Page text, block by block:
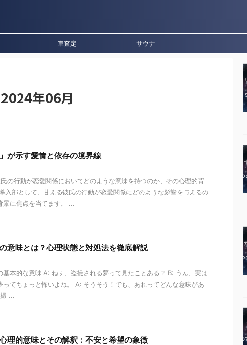
車査定 サウナ
年06月
が示す愛情と依存の境界線
の行動が恋愛関係においてどのような意味を持つのか、その心理的背
入部として、甘える彼氏の行動が恋愛関係にどのような影響を与えるの
景に焦点を当てます。 ...
意味とは？心理状態と対処法を徹底解説
基本的な意味 A: ねぇ、盗撮される夢って見たことある？ B: うん、実は
ってちょっと怖いよね。 A: そうそう！でも、あれってどんな意味があ
...
理的意味とその解釈：不安と希望の象徴